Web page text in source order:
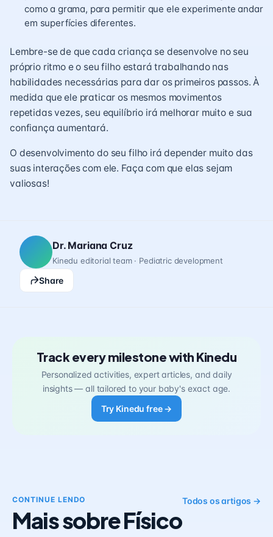
como a grama, para permitir que ele experimente andar
em superfícies diferentes.
Lembre-se de que cada criança se desenvolve no seu
próprio ritmo e o seu filho estará trabalhando nas
habilidades necessárias para dar os primeiros passos. À
medida que ele praticar os mesmos movimentos
repetidas vezes, seu equilíbrio irá melhorar muito e sua
confiança aumentará.
O desenvolvimento do seu filho irá depender muito das
suas interações com ele. Faça com que elas sejam
valiosas!
Dr. Mariana Cruz
Kinedu editorial team · Pediatric development
Share
Track every milestone with Kinedu
Personalized activities, expert articles, and daily
insights — all tailored to your baby's exact age.
Try Kinedu free →
CONTINUE LENDO
Mais sobre Físico
Todos os artigos →